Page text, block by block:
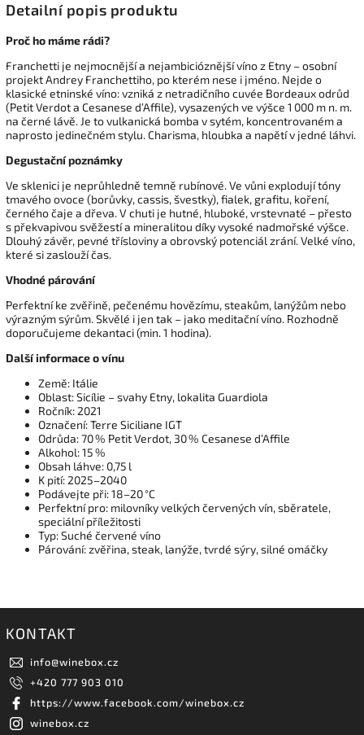
Detailní popis produktu
Proč ho máme rádi?
Franchetti je nejmocnější a nejambicióznější víno z Etny – osobní
projekt Andrey Franchettiho, po kterém nese i jméno. Nejde o
klasické etninské víno: vzniká z netradičního cuvée Bordeaux odrůd
(Petit Verdot a Cesanese d’Affile), vysazených ve výšce 1 000 m n. m.
na černé lávě. Je to vulkanická bomba v sytém, koncentrovaném a
naprosto jedinečném stylu. Charisma, hloubka a napětí v jedné láhvi.
Degustační poznámky
Ve sklenici je neprůhledně temně rubínové. Ve vůni explodují tóny
tmavého ovoce (borůvky, cassis, švestky), fialek, grafitu, koření,
černého čaje a dřeva. V chuti je hutné, hluboké, vrstevnaté – přesto
s překvapivou svěžestí a mineralitou díky vysoké nadmořské výšce.
Dlouhý závěr, pevné třísloviny a obrovský potenciál zrání. Velké víno,
které si zaslouží čas.
Vhodné párování
Perfektní ke zvěřině, pečenému hovězímu, steakům, lanýžům nebo
výrazným sýrům. Skvělé i jen tak – jako meditační víno. Rozhodně
doporučujeme dekantaci (min. 1 hodina).
Další informace o vínu
Země: Itálie
Oblast: Sicílie – svahy Etny, lokalita Guardiola
Ročník: 2021
Označení: Terre Siciliane IGT
Odrůda: 70 % Petit Verdot, 30 % Cesanese d’Affile
Alkohol: 15 %
Obsah láhve: 0,75 l
K pití: 2025–2040
Podávejte při: 18–20 °C
Perfektní pro: milovníky velkých červených vín, sběratele,
speciální příležitosti
Typ: Suché červené víno
Párování: zvěřina, steak, lanýže, tvrdé sýry, silné omáčky
KONTAKT
info@winebox.cz
+420 777 903 010
https://www.facebook.com/winebox.cz
winebox.cz